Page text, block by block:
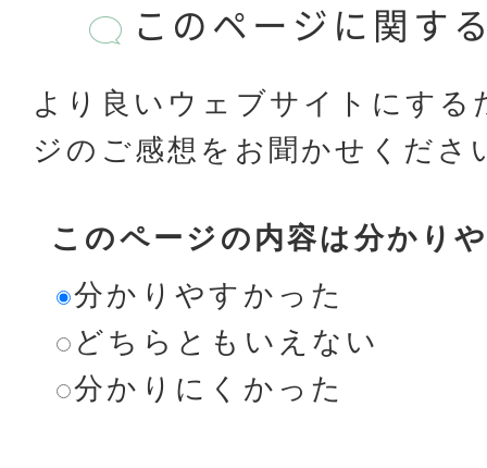
このページに関す
より良いウェブサイトにする
ジのご感想をお聞かせくださ
このページの内容は分かり
分かりやすかった
どちらともいえない
分かりにくかった